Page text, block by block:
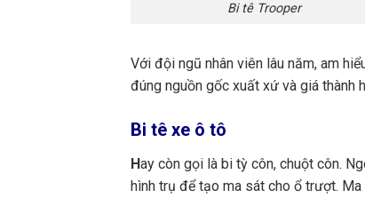
Bi tê Trooper
Với đội ngũ nhân viên lâu năm, am
đúng nguồn gốc xuất xứ và giá thành
Bi tê xe ô tô
Hay còn gọi là bi tỳ côn, chuột côn.
hình trụ để tạo ma sát cho ổ trượt.